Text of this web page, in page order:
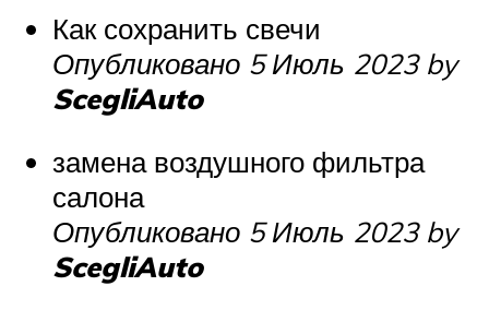
Как сохранить свечи
Опубликовано 5 Июль 2023 by
ScegliAuto
замена воздушного фильтра
салона
Опубликовано 5 Июль 2023 by
ScegliAuto